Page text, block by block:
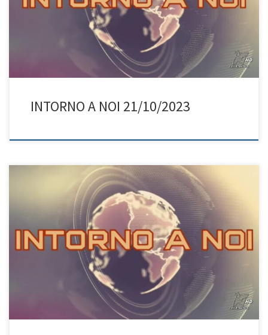
territorio italiano, talvolta senza clamore, e che avvicinano i confini
INTORNO A NOI 21/10/2023
Intorno a noi è il programma che aiuta a conoscere le variegate
realtà di volontariato e di animazione sociale che agiscono sul
territorio italiano, talvolta senza clamore, e che avvicinano i confini